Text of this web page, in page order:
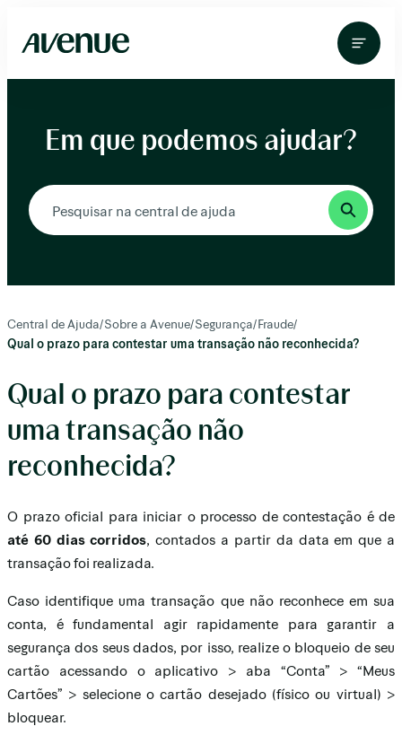
para
conteúdo
Em que podemos ajudar?
Central de Ajuda/Sobre a Avenue/Segurança/Fraude/
Qual o prazo para contestar uma transação não reconhecida?
Qual o prazo para contestar
uma transação não
reconhecida?
O prazo oficial para iniciar o processo de contestação é de
até 60 dias corridos, contados a partir da data em que a
transação foi realizada.
Caso identifique uma transação que não reconhece em sua
conta, é fundamental agir rapidamente para garantir a
segurança dos seus dados, por isso, realize o bloqueio de seu
cartão acessando o aplicativo > aba “Conta” > “Meus
Cartões” > selecione o cartão desejado (físico ou virtual) >
bloquear.